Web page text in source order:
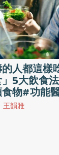
人都這樣
」5大飲食法
物#功能
王韻雅